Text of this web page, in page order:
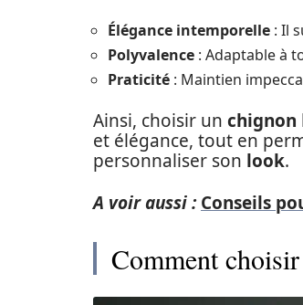
Élégance intemporelle : Il
Polyvalence : Adaptable à
Praticité : Maintien
Ainsi, choisir un chignon
et élégance, tout en
personnaliser son look.
A voir aussi : Conseils
Comment